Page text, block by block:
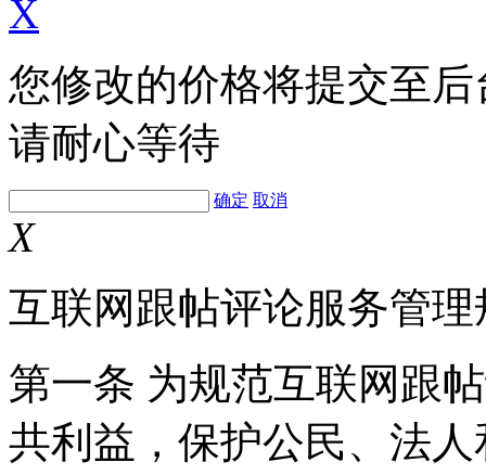
X
您修改的价格将提交至
请耐心等待
确定 取消
X
互联网跟帖评论服务管理
第一条 为规范互联网跟
共利益，保护公民、法